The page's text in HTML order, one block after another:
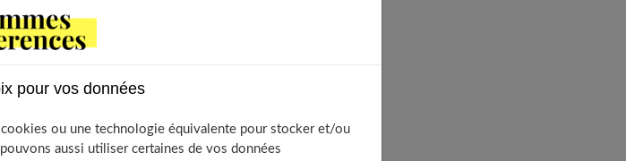
Pourquoi faire un frottis ?
pour vos données
ou une technologie équivalente pour stocker et/ou
aussi utiliser certaines de vos données